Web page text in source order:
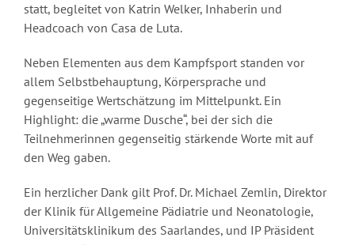
statt, begleitet von Katrin Welker, Inhaberin und
Headcoach von Casa de Luta.
Neben Elementen aus dem Kampfsport standen vor
allem Selbstbehauptung, Körpersprache und
gegenseitige Wertschätzung im Mittelpunkt. Ein
Highlight: die „warme Dusche“, bei der sich die
Teilnehmerinnen gegenseitig stärkende Worte mit auf
den Weg gaben.
Ein herzlicher Dank gilt Prof. Dr. Michael Zemlin, Direktor
der Klinik für Allgemeine Pädiatrie und Neonatologie,
Universitätsklinikum des Saarlandes, und IP Präsident